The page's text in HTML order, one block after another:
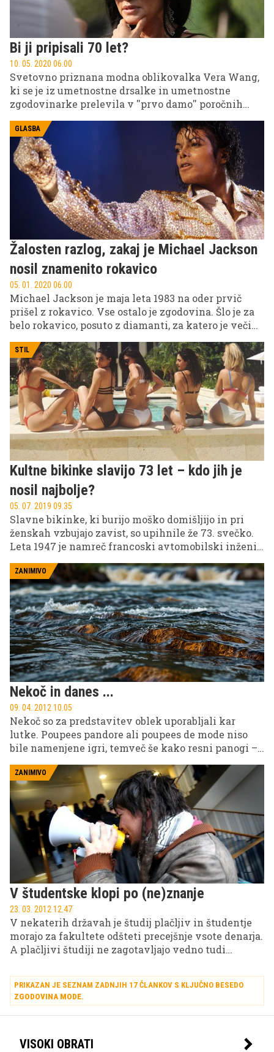
Bi ji pripisali 70 let?
10. 05. 2020 06.00
Svetovno priznana modna oblikovalka Vera Wang,
ki se je iz umetnostne drsalke in umetnostne
zgodovinarke prelevila v ''prvo damo'' poročnih
videzu sodeč, bi ji pripisali polovico manj. Kdo je
ženska, ki je spila eliksir mladosti in se ne stara?
GLASBA
Žalosten razlog, zakaj je Michael Jackson
nosil znamenito rokavico
05. 01. 2020 06.00
Michael Jackson je maja leta 1983 na oder prvič
prišel z rokavico. Vse ostalo je zgodovina. Šlo je za
belo rokavico, posuto z diamanti, za katero je večina
bilo tako. Resnica je precej žalostna.
STIL
Kultne bikinke slavijo 73 let – kdo jih je
nosil najbolje?
05. 07. 2019 09.35
Slavne bikinke, ki burijo moško domišljijo in pri
ženskah vzbujajo zavist, so upihnile že 73. svečko.
Leta 1947 je namreč francoski avtomobilski inženir
zelo drzno, danes pa nepogrešljivo poletno opravo,
ki ima v svetu mode kultni status.
ZANIMIVO
Nekoč in danes ...
09. 04. 2012 10.05
Nekoč so za predstavitev oblek uporabljali kar
lutke. Poupees pandore ali poupees de mode niso
bile namenjene igri, temveč še kako resni panogi –
ZANIMIVO
V študentske klopi po (ne)znanje
23. 03. 2012 12.47
V nekaterih državah je študij plačljiv in študentje
morajo za fakultete odšteti precejšnje vsote denarja.
A plačljivi študiji ne zagotavljajo vedno tudi
PRIKAZAN JE SEZNAM ZADNJIH 17 ČLANKOV S KLJUČNO BESEDO
ZGODOVINA MODE.
VISOKI OBRATI